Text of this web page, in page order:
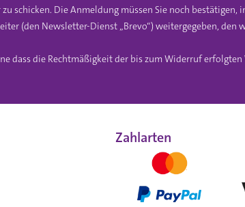
schicken. Die Anmeldung müssen Sie noch bestätigen,
(den Newsletter-Dienst „Brevo“) weitergegeben, den
dass die Rechtmäßigkeit der bis zum Widerruf erfolgten
Zahlarten